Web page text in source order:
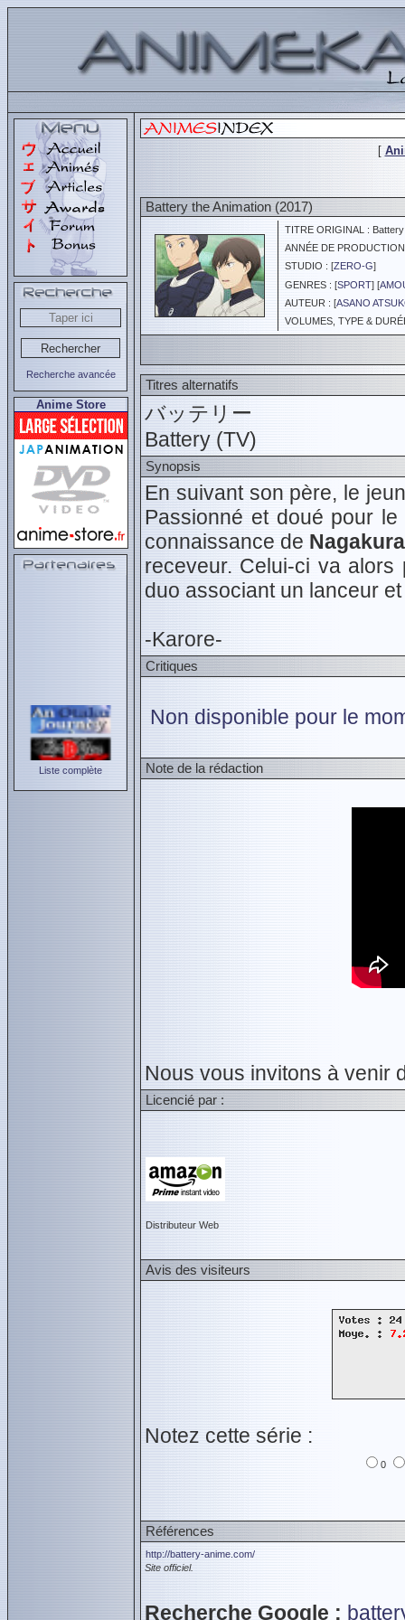
Recherche avancée
Anime Store
Liste complète
[
Battery the Animation (2017)
TITRE ORIGINAL : Battery
ANNÉE DE
STUDIO : [ZERO-G]
GENRES : [SPORT] [
AUTEUR : [ASANO
VOLUMES, TYPE &
Titres alternatifs
バッテリー
Battery (TV)
Synopsis
En suivant son père, le
Passionné et doué pour
connaissance de
receveur. Celui-ci va
duo associant un lanceur
-Karore-
Critiques
Non disponible pour le
Note de la rédaction
Nous vous invitons à venir
Licencié par :
Distributeur Web
Avis des visiteurs
Notez cette série :
0
Références
http://battery-anime.com/
Site officiel.
Recherche Google :